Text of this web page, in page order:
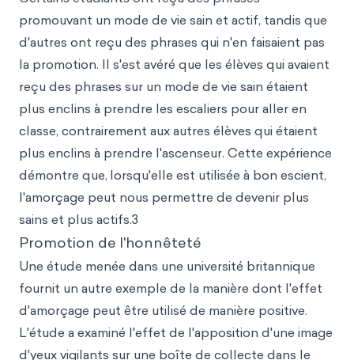
promouvant un mode de vie sain et actif, tandis que
d'autres ont reçu des phrases qui n'en faisaient pas
la promotion. Il s'est avéré que les élèves qui avaient
reçu des phrases sur un mode de vie sain étaient
plus enclins à prendre les escaliers pour aller en
classe, contrairement aux autres élèves qui étaient
plus enclins à prendre l'ascenseur. Cette expérience
démontre que, lorsqu'elle est utilisée à bon escient,
l'amorçage peut nous permettre de devenir plus
sains et plus actifs.3
Promotion de l'honnêteté
Une étude menée dans une université britannique
fournit un autre exemple de la manière dont l'effet
d'amorçage peut être utilisé de manière positive.
L'étude a examiné l'effet de l'apposition d'une image
d'yeux vigilants sur une boîte de collecte dans le